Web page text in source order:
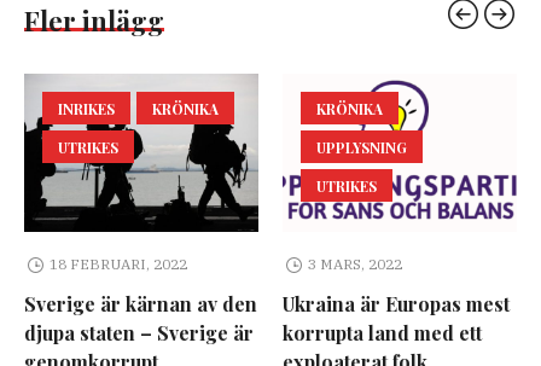
Fler inlägg
INRIKES
KRÖNIKA
UTRIKES
18 FEBRUARI, 2022
Sverige är kärnan av den
djupa staten – Sverige är
KRÖNIKA
UPPLYSNING
UTRIKES
3 MARS, 2022
Ukraina är Europas mest
korrupta land med ett